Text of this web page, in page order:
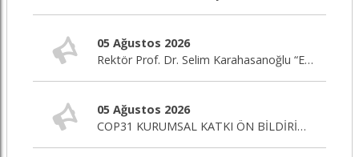
05 Ağustos 2026
Rektör Prof. Dr. Selim Karahasanoğlu “Eğitim Editörü” Programına Canlı Yayın Konuğu Oluyor
05 Ağustos 2026
COP31 KURUMSAL KATKI ÖN BİLDİRİM ÇAĞRISI